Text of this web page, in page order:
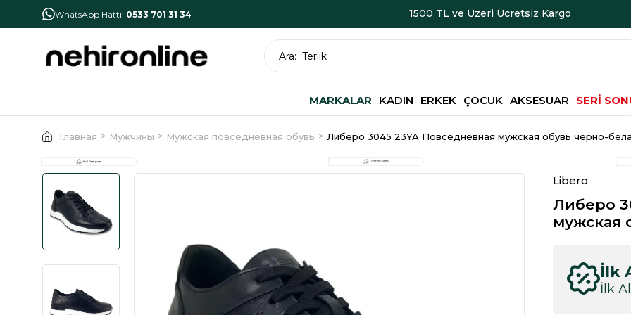
WhatsApp Hattı: 0533 701 31 34
İlk Alışverişe Özel İndirimNHR10 1500 TL ve Üzeri Ücretsiz Kargo
MARKALAR KADIN ERKEK ÇOCUK AKSESUAR SERİ
Главная Мужчины Мужская повседневная обувь Либеро 3045 23YA Повседневная мужская обувь черно-
Libero
Либеро
мужская
İlk
İlk